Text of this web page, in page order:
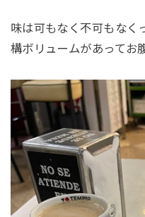
味は可もなく不可もなく
構ボリュームがあってお